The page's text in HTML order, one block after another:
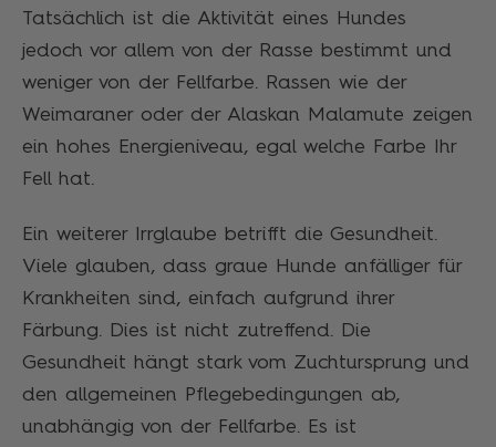
Tatsächlich ist die Aktivität eines Hundes
jedoch vor allem von der Rasse bestimmt und
weniger von der Fellfarbe. Rassen wie der
Weimaraner oder der Alaskan Malamute zeigen
ein hohes Energieniveau, egal welche Farbe Ihr
Fell hat.
Ein weiterer Irrglaube betrifft die Gesundheit.
Viele glauben, dass graue Hunde anfälliger für
Krankheiten sind, einfach aufgrund ihrer
Färbung. Dies ist nicht zutreffend. Die
Gesundheit hängt stark vom Zuchtursprung und
den allgemeinen Pflegebedingungen ab,
unabhängig von der Fellfarbe. Es ist